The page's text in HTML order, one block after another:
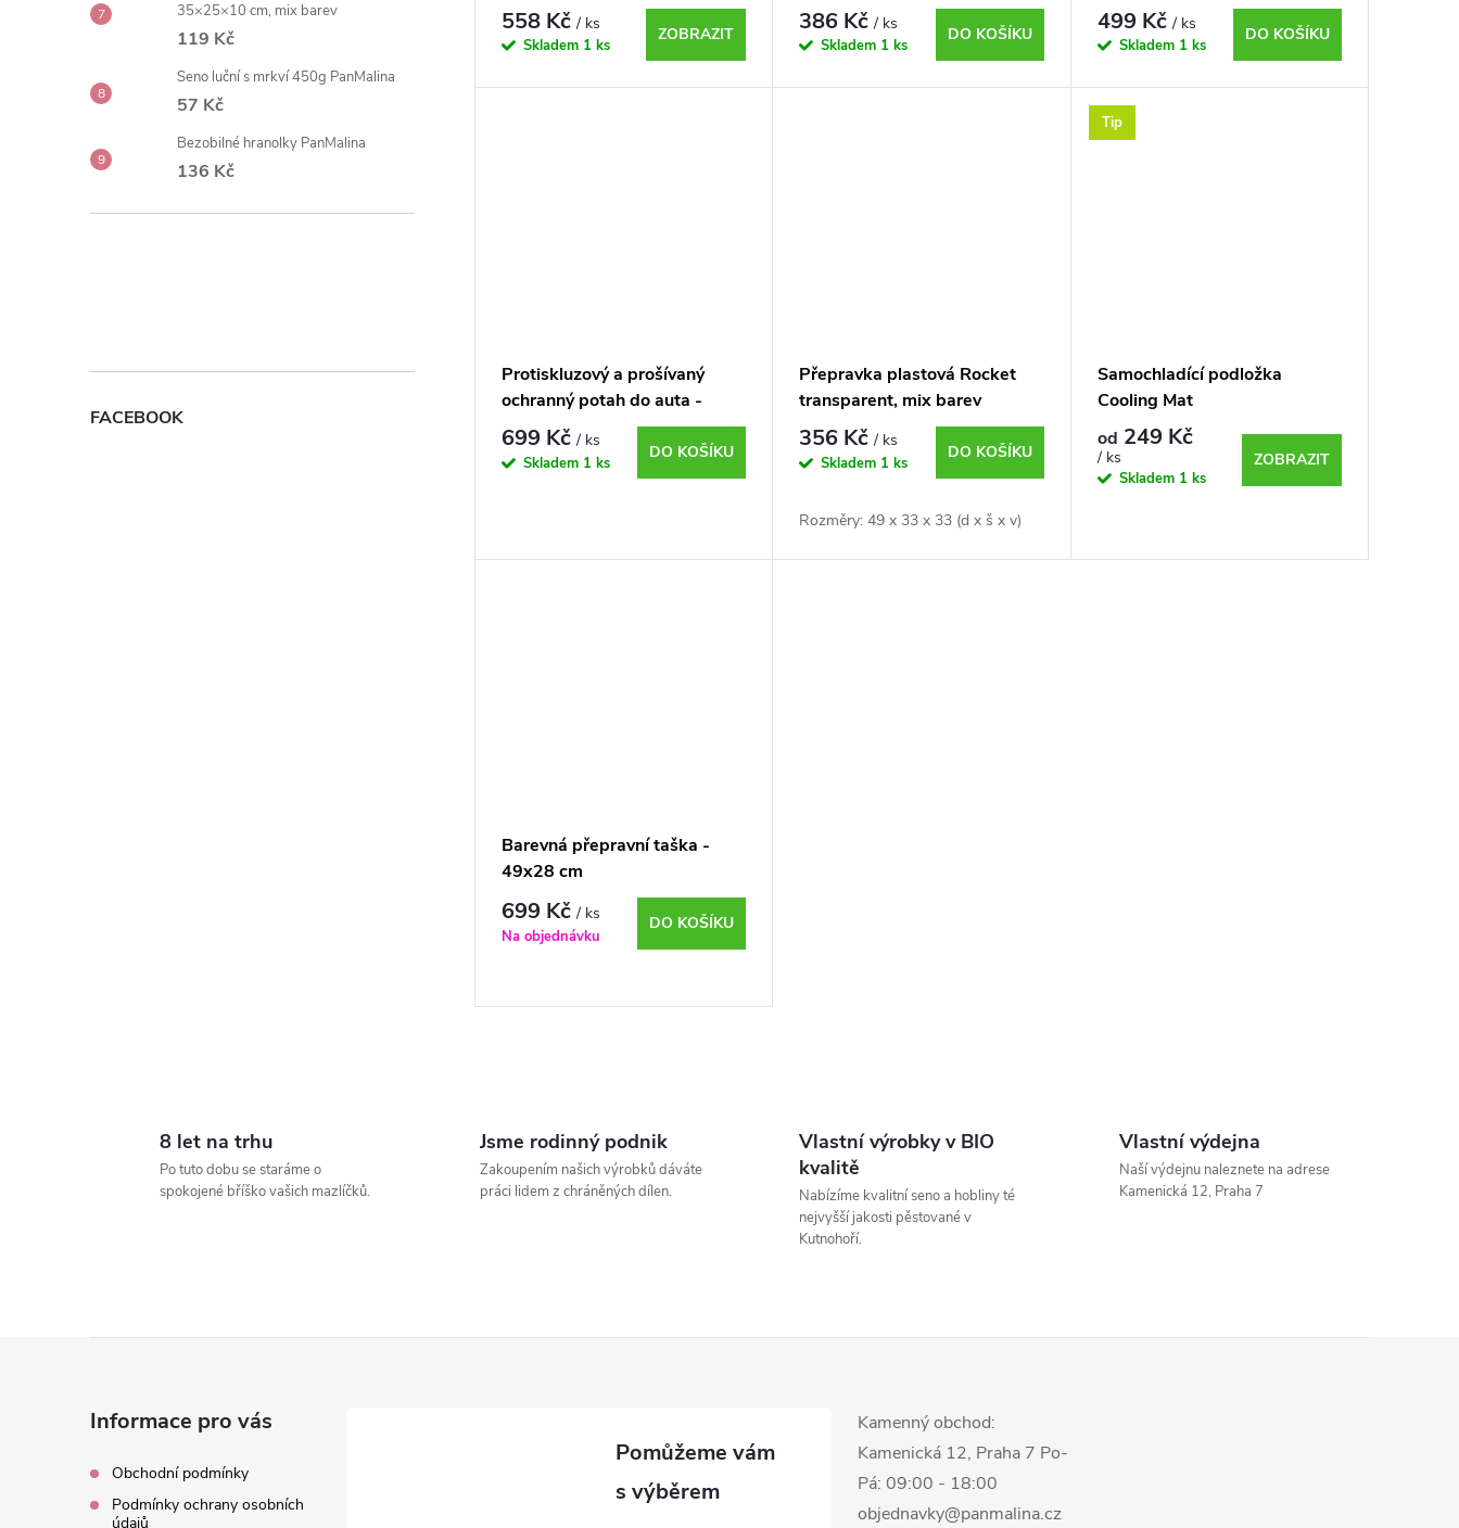
35×25×10 cm, mix barev
119 Kč
Seno luční s mrkví 450g PanMalina
57 Kč
Bezobilné hranolky PanMalina
136 Kč
FACEBOOK
u
o
558 Kč/ ks
Skladem 1 ks
ZOBRAZIT 386 Kč/ ks
Skladem 1 ks
DO KOŠÍKU 499 Kč/ ks
Skladem 1 ks
DO KOŠÍKU
Protiskluzový a prošívaný
ochranný potah do auta -
150x140 cm
699 Kč/ ks
Skladem 1 ks
DO KOŠÍKU
Přepravka plastová Rocket
transparent, mix barev
356 Kč/ ks
Skladem 1 ks
DO KOŠÍKU
Rozměry: 49 x 33 x 33 (d x š x v)
Tip
Samochladící podložka
Cooling Mat
od 249 Kč
/ ks
Skladem 1 ks
ZOBRAZIT
Barevná přepravní taška -
49x28 cm
699 Kč/ ks
Na objednávku
DO KOŠÍKU
v
l
c
8 let na trhu
Po tuto dobu se staráme o
spokojené bříško vašich mazlíčků.
Jsme rodinný podnik
Zakoupením našich výrobků dáváte
práci lidem z chráněných dílen.
Vlastní výrobky v BIO
kvalitě
Nabízíme kvalitní seno a hobliny té
nejvyšší jakosti pěstované v
Kutnohoří.
Vlastní výdejna
Naší výdejnu naleznete na adrese
Kamenická 12, Praha 7
Informace pro vás
Obchodní podmínky
Podmínky ochrany osobních
údajů
Kamenný obchod:
Kamenická 12, Praha 7 Po-
Pá: 09:00 - 18:00
objednavky@panmalina.cz